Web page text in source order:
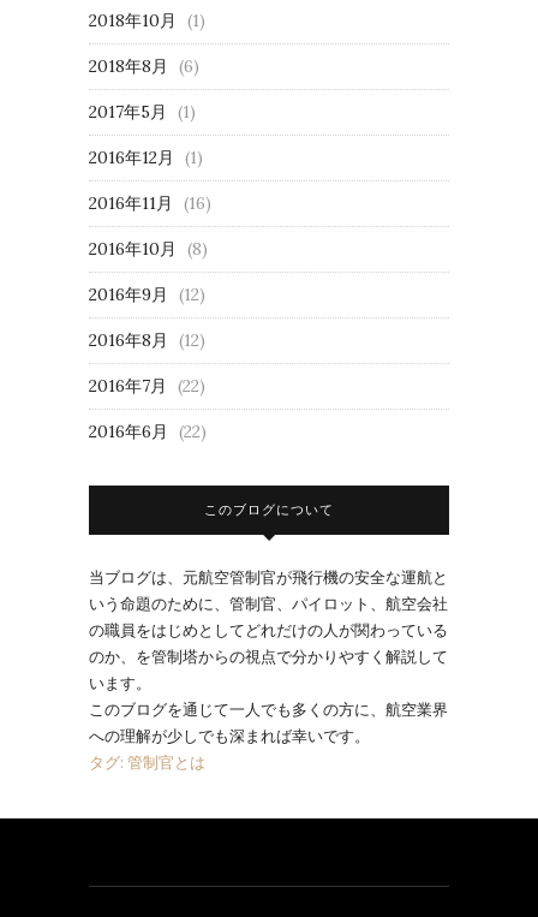
2018年10月 (1)
2018年8月 (6)
2017年5月 (1)
2016年12月 (1)
2016年11月 (16)
2016年10月 (8)
2016年9月 (12)
2016年8月 (12)
2016年7月 (22)
2016年6月 (22)
このブログについて
当ブログは、元航空管制官が飛行機の安全な運航と
いう命題のために、管制官、パイロット、航空会社
の職員をはじめとしてどれだけの人が関わっている
のか、を管制塔からの視点で分かりやすく解説して
います。
このブログを通じて一人でも多くの方に、航空業界
への理解が少しでも深まれば幸いです。
タグ: 管制官とは